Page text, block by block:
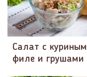
Салат с куриным
филе и грушами